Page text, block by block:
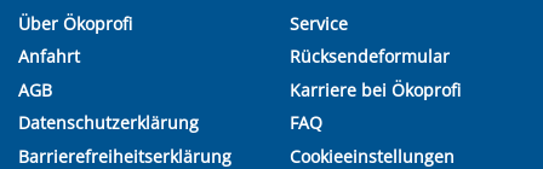
Über Ökoprofi
Anfahrt
AGB
Datenschutzerklärung
Barrierefreiheitserklärung
Service
Rücksendeformular
Karriere bei Ökoprofi
FAQ
Cookieeinstellungen